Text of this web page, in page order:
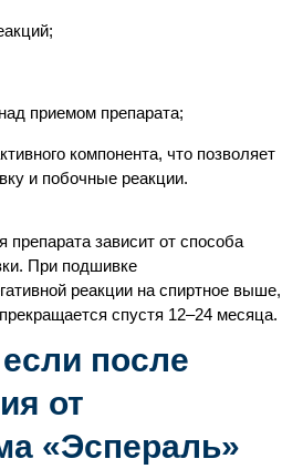
приемом препарата;
компонента, что позволяет
и побочные реакции.
препарата зависит от способа
При подшивке
реакции на спиртное выше,
спустя 12–24 месяца.
после
от
«Эспераль»